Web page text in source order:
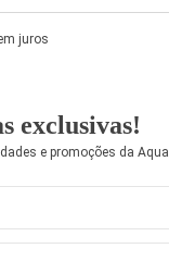
juros
exclusivas!
e promoções da Aqua